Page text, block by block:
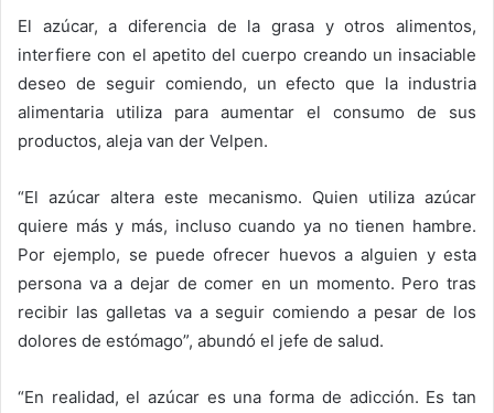
El azúcar, a diferencia de la grasa y otros alimentos,
interfiere con el apetito del cuerpo creando un insaciable
deseo de seguir comiendo, un efecto que la industria
alimentaria utiliza para aumentar el consumo de sus
productos, aleja van der Velpen.
“El azúcar altera este mecanismo. Quien utiliza azúcar
quiere más y más, incluso cuando ya no tienen hambre.
Por ejemplo, se puede ofrecer huevos a alguien y esta
persona va a dejar de comer en un momento. Pero tras
recibir las galletas va a seguir comiendo a pesar de los
dolores de estómago”, abundó el jefe de salud.
“En realidad, el azúcar es una forma de adicción. Es tan